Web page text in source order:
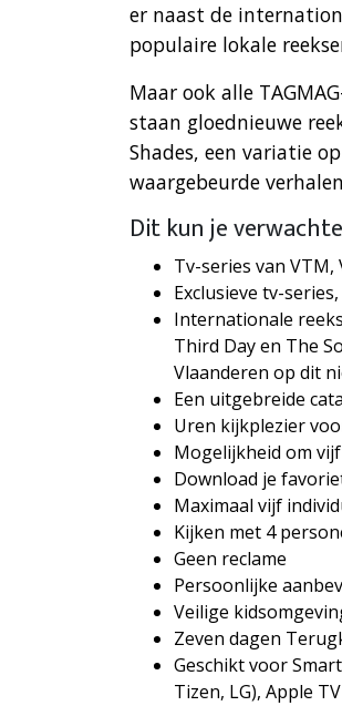
er naast de
populaire lokale
Maar ook alle
staan gloednieuwe
Shades, een variatie
waargebeurde
Dit kun je
Tv-series van VTM,
Exclusieve tv-
Internationale
Third Day en The
Vlaanderen op dit
Een uitgebreide
Uren kijkplezier
Mogelijkheid om
Download je
Maximaal vijf
Kijken met 4
Geen reclame
Persoonlijke
Veilige
Zeven dagen
Geschikt voor
Tizen, LG), Apple